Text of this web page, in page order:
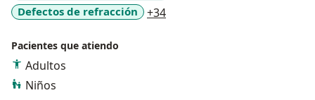
Defectos de refracción
+34a11y_sr_more_diseases
Pacientes que atiendo
Adultos
Niños